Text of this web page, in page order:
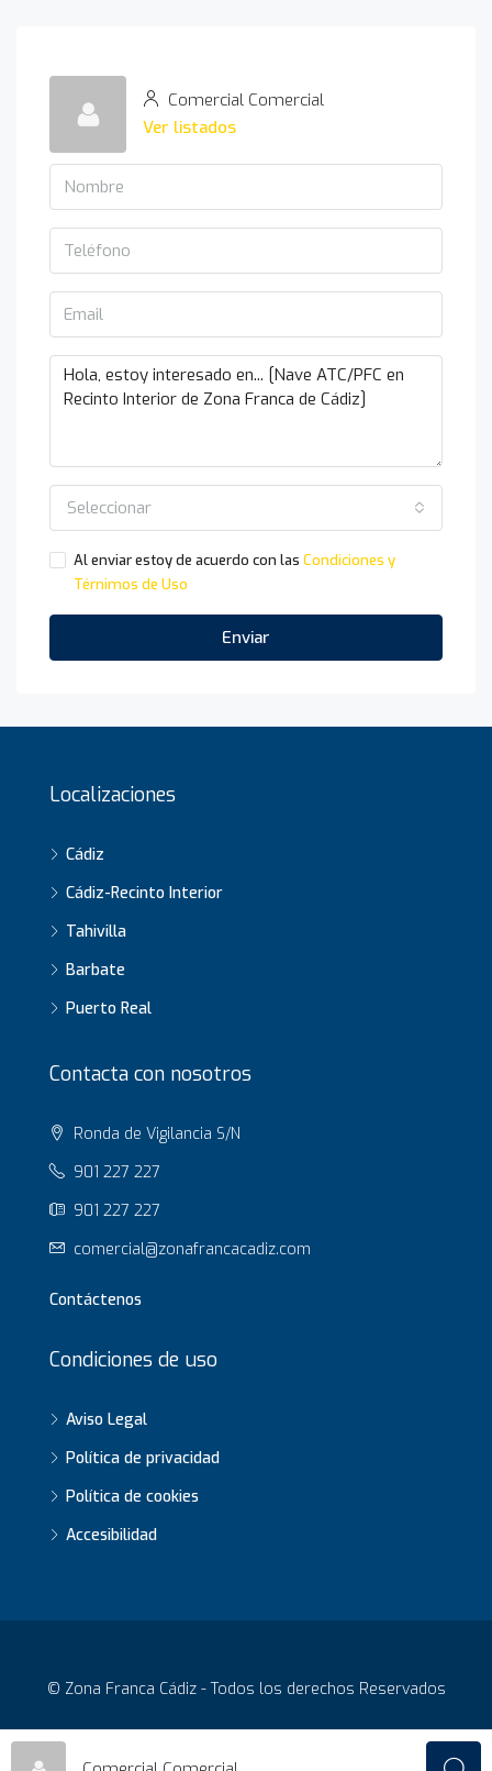
Comercial Comercial
Ver listados
Seleccionar
Al enviar estoy de acuerdo con las Condiciones y
Térnimos de Uso
Enviar
Localizaciones
Cádiz
Cádiz-Recinto Interior
Tahivilla
Barbate
Puerto Real
Contacta con nosotros
Ronda de Vigilancia S/N
901 227 227
901 227 227
comercial@zonafrancacadiz.com
Contáctenos
Condiciones de uso
Aviso Legal
Política de privacidad
Política de cookies
Accesibilidad
© Zona Franca Cádiz - Todos los derechos Reservados